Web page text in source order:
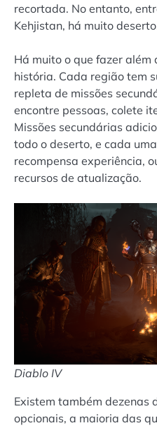
recortada. No entanto,
Kehjistan, há muito
Há muito o que fazer além
história. Cada região tem
repleta de missões
encontre pessoas, colete
Missões secundárias
todo o deserto, e cada
recompensa experiência,
recursos de atualização.
Diablo IV
Existem também dezenas
opcionais, a maioria das